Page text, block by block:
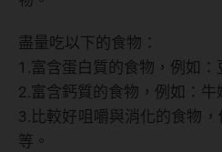
盡量吃以下的食物：
1.富含蛋白質的食物，例如：
2.富含鈣質的食物，例如：牛
3.比較好咀嚼與消化的食物
等。